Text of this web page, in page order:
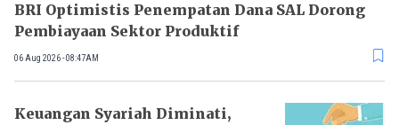
BRI Optimistis Penempatan Dana SAL Dorong
Pembiayaan Sektor Produktif
06 Aug 2026 - 08:47AM
Keuangan Syariah Diminati,